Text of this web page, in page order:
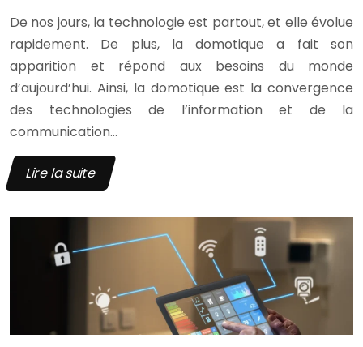
De nos jours, la technologie est partout, et elle évolue
rapidement. De plus, la domotique a fait son
apparition et répond aux besoins du monde
d’aujourd’hui. Ainsi, la domotique est la convergence
des technologies de l’information et de la
communication…
Lire la suite